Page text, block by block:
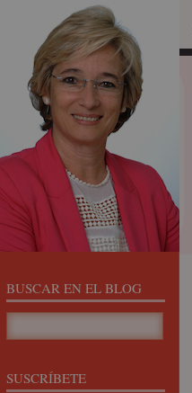
BUSCAR EN EL BLOG
SUSCRÍBETE